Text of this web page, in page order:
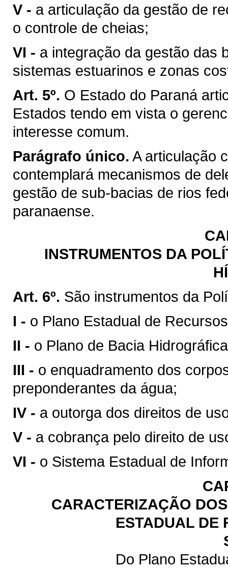
V - a articulação da gestão de
o controle de cheias;
VI - a integração da gestão das
sistemas estuarinos e zonas
Art. 5º. O Estado do Paraná
Estados tendo em vista o
interesse comum.
Parágrafo único. A articulação
contemplará mecanismos de
gestão de sub-bacias de rios
paranaense.
INSTRUMENTOS DA
Art. 6º. São instrumentos da
I - o Plano Estadual de
II - o Plano de Bacia
III - o enquadramento dos
preponderantes da água;
IV - a outorga dos direitos de
V - a cobrança pelo direito de
VI - o Sistema Estadual de
CARACTERIZAÇÃO
ESTADUAL DE
Do Plano